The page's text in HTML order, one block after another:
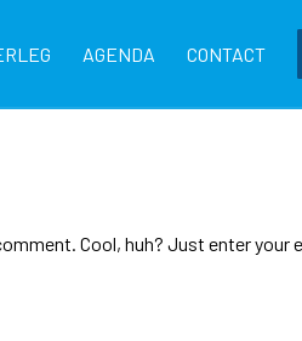
AGENDA CONTACT
Cool, huh? Just enter your